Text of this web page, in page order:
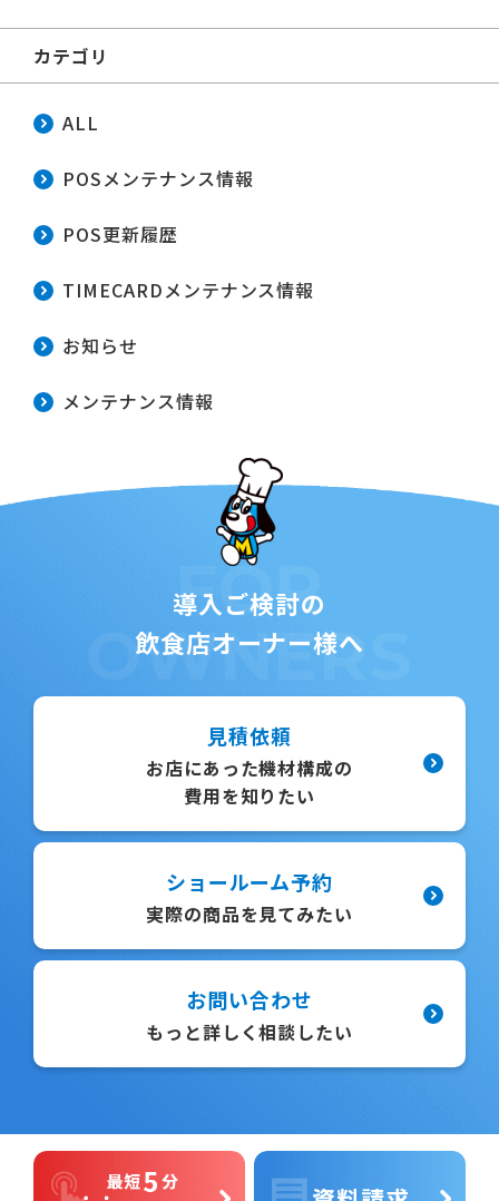
カテゴリ
ALL
POSメンテナンス情報
POS更新履歴
TIMECARDメンテナンス情報
お知らせ
メンテナンス情報
導入ご検討の
飲食店オーナー様へ
FOR
OWNERS
見積依頼
お店にあった機材構成の
費用を知りたい
ショールーム予約
実際の商品を見てみたい
お問い合わせ
もっと詳しく相談したい